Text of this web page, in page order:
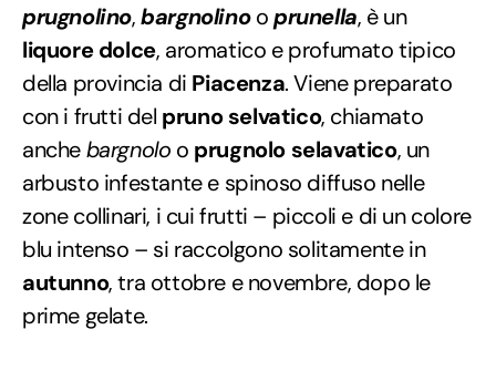
prugnolino,bargnolinooprunella, è un
liquore dolce, aromatico e profumato tipico
della provincia di Piacenza. Viene preparato
con i frutti del pruno selvatico, chiamato
anchebargnolo o prugnolo selavatico, un
arbusto infestante e spinoso diffuso nelle
zone collinari, i cui frutti – piccoli e di un colore
blu intenso – si raccolgono solitamente in
autunno, tra ottobre e novembre, dopo le
prime gelate.